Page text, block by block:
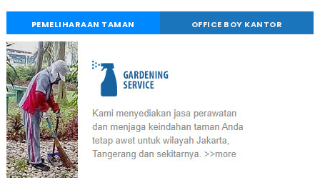
PEMELIHARAAN TAMAN OFFICE BOY KANTOR